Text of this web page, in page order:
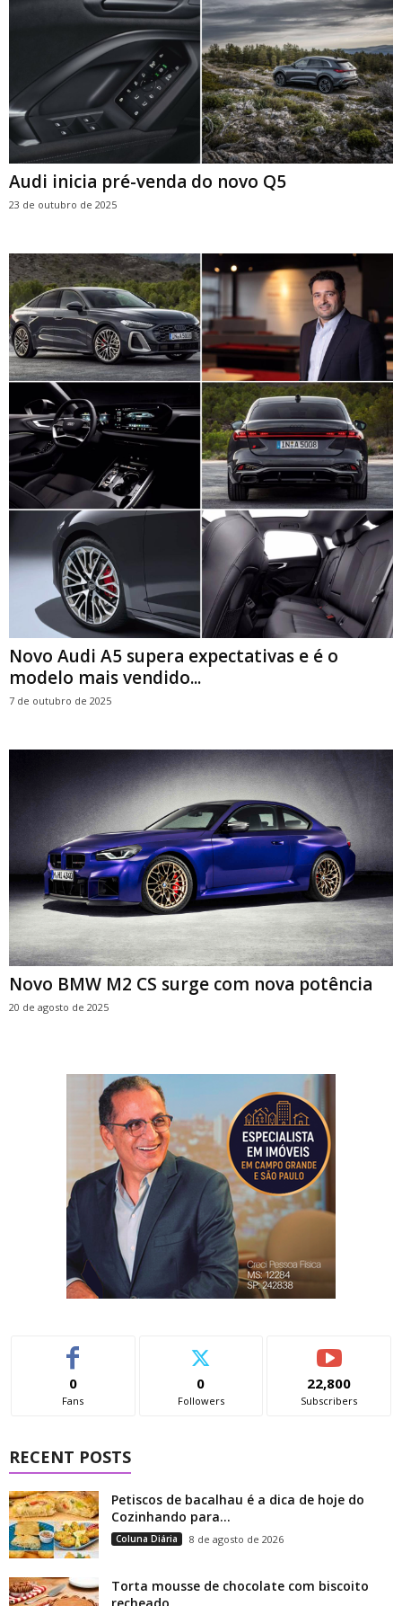
Audi inicia pré-venda do novo Q5
23 de outubro de 2025
Novo Audi A5 supera expectativas e é o
modelo mais vendido...
7 de outubro de 2025
Novo BMW M2 CS surge com nova potência
20 de agosto de 2025
0
Fans
0
Followers
22,800
Subscribers
RECENT POSTS
Petiscos de bacalhau é a dica de hoje do
Cozinhando para...
Coluna Diária 8 de agosto de 2026
Torta mousse de chocolate com biscoito